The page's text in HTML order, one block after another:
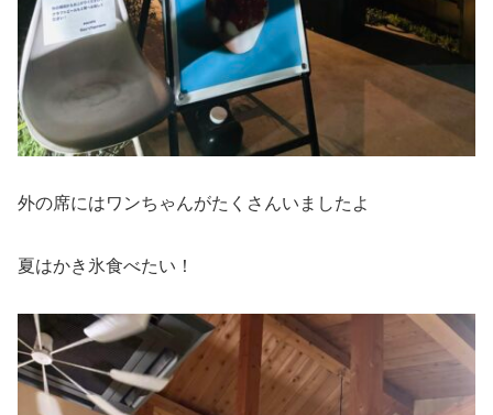
外の席にはワンちゃんがたくさんいましたよ
夏はかき氷食べたい！